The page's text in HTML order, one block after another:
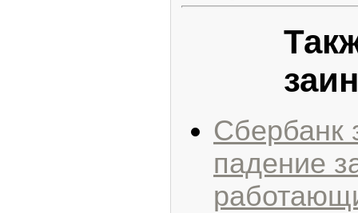
Сбербанк
падение